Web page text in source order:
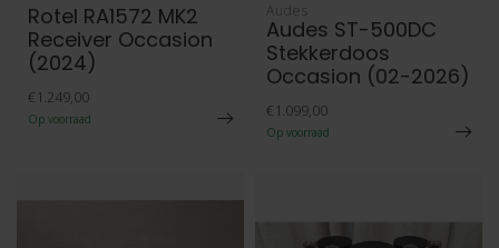
Rotel RA1572 MK2
Receiver Occasion
(2024)
€1.249,00
Op voorraad
Audes
Audes ST-500DC
Stekkerdoos
Occasion (02-2026)
€1.099,00
Op voorraad